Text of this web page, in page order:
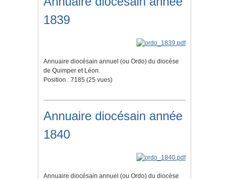
1839
Annuaire diocésain annuel (ou Ordo) du diocèse
de Quimper et Léon.
Position : 7185 (25 vues)
Annuaire diocésain année
1840
Annuaire diocésain annuel (ou Ordo) du diocèse